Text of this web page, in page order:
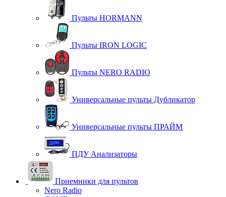
Пульты HORMANN
Пульты IRON LOGIC
Пульты NERO RADIO
Универсальные пульты Дубликатор
Универсальные пульты ПРАЙМ
ПДУ Анализаторы
Приемники для пультов
Nero Radio